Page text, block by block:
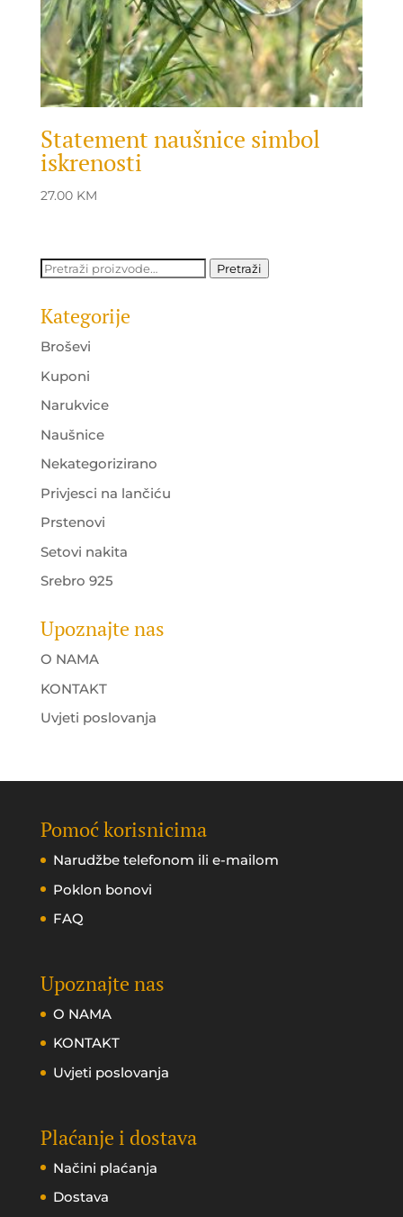
Statement naušnice simbol
iskrenosti
27.00 KM
Pretraži: Pretraži
Kategorije
Broševi
Kuponi
Narukvice
Naušnice
Nekategorizirano
Privjesci na lančiću
Prstenovi
Setovi nakita
Srebro 925
Upoznajte nas
O NAMA
KONTAKT
Uvjeti poslovanja
Pomoć korisnicima
Narudžbe telefonom ili e-mailom
Poklon bonovi
FAQ
Upoznajte nas
O NAMA
KONTAKT
Uvjeti poslovanja
Plaćanje i dostava
Načini plaćanja
Dostava